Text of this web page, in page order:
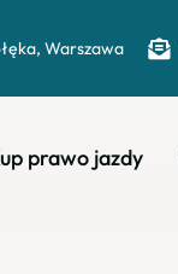
Warszawa
prawo jazdy